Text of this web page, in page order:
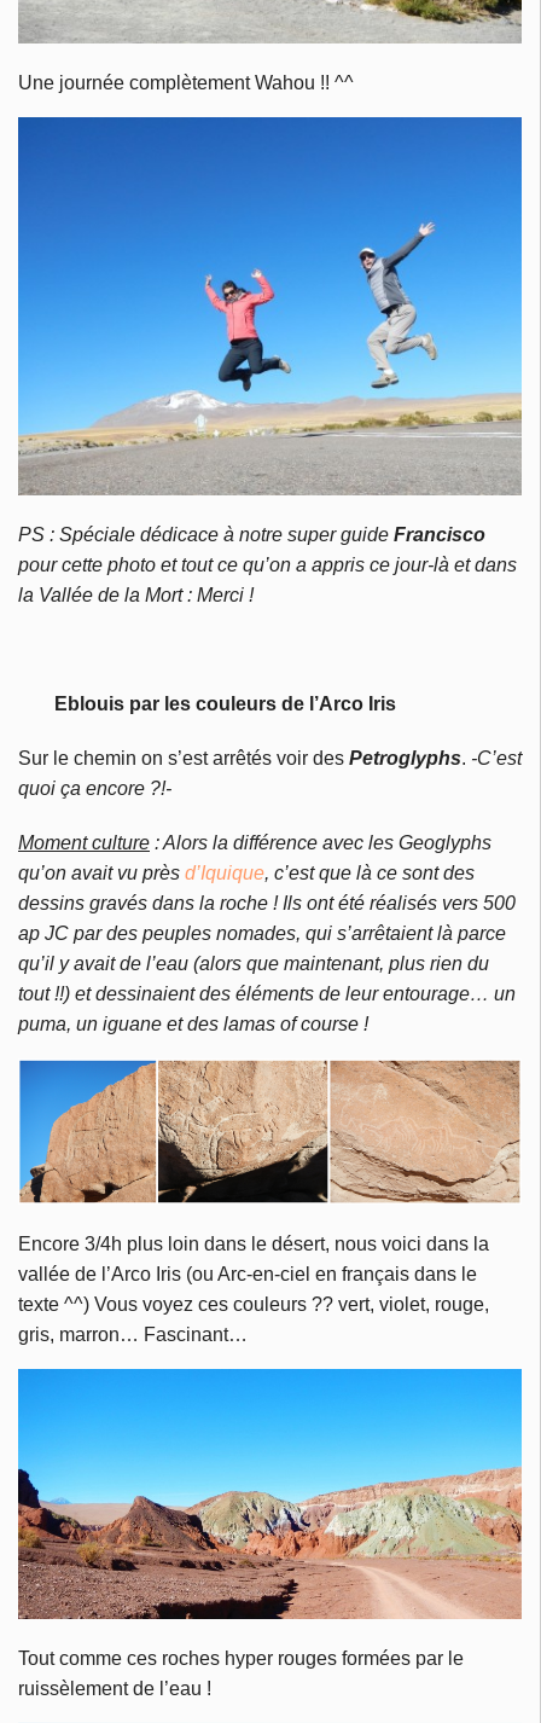
Une journée complètement Wahou !! ^^
PS : Spéciale dédicace à notre super guide Francisco
pour cette photo et tout ce qu’on a appris ce jour-là et dans
la Vallée de la Mort : Merci !
Eblouis par les couleurs de l’Arco Iris
Sur le chemin on s’est arrêtés voir des Petroglyphs. -C’est
quoi ça encore ?!-
Moment culture : Alors la différence avec les Geoglyphs
qu’on avait vu près d’Iquique, c’est que là ce sont des
dessins gravés dans la roche ! Ils ont été réalisés vers 500
ap JC par des peuples nomades, qui s’arrêtaient là parce
qu’il y avait de l’eau (alors que maintenant, plus rien du
tout !!) et dessinaient des éléments de leur entourage… un
puma, un iguane et des lamas of course !
Encore 3/4h plus loin dans le désert, nous voici dans la
vallée de l’Arco Iris (ou Arc-en-ciel en français dans le
texte ^^) Vous voyez ces couleurs ?? vert, violet, rouge,
gris, marron… Fascinant…
Tout comme ces roches hyper rouges formées par le
ruissèlement de l’eau !